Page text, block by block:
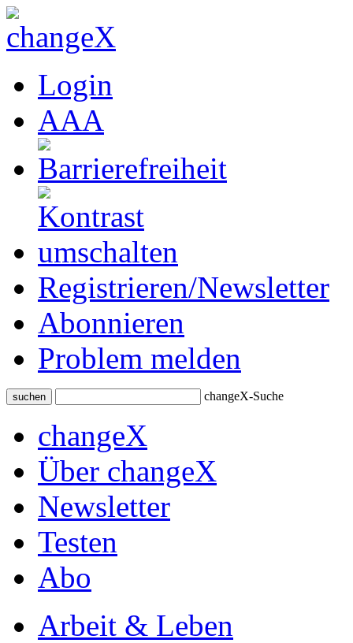
Login
AAA
Registrieren/Newsletter
Abonnieren
Problem melden
suchen changeX-Suche
changeX
Über changeX
Newsletter
Testen
Abo
Arbeit & Leben